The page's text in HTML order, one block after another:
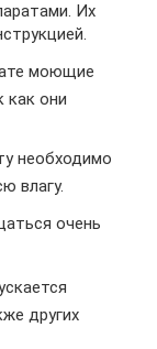
Их
моющие
как они
необходимо
влагу.
очень
других